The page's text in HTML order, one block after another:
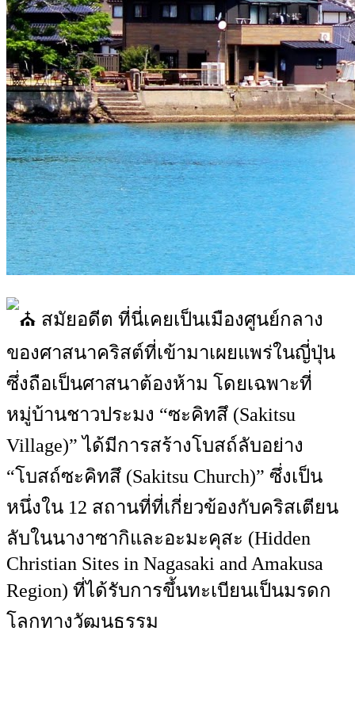
สมัยอดีต ที่นี่เคยเป็นเมืองศูนย์กลาง
ของศาสนาคริสต์ที่เข้ามาเผยแพร่ในญี่ปุ่น
ซึ่งถือเป็นศาสนาต้องห้าม โดยเฉพาะที่
หมู่บ้านชาวประมง “ซะคิทสึ (Sakitsu
Village)” ได้มีการสร้างโบสถ์ลับอย่าง
“โบสถ์ซะคิทสึ (Sakitsu Church)” ซึ่งเป็น
หนึ่งใน 12 สถานที่ที่เกี่ยวข้องกับคริสเตียน
ลับในนางาซากิและอะมะคุสะ (Hidden
Christian Sites in Nagasaki and Amakusa
Region) ที่ได้รับการขึ้นทะเบียนเป็นมรดก
โลกทางวัฒนธรรม